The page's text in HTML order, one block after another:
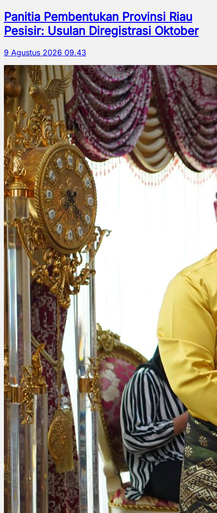
Panitia Pembentukan Provinsi Riau
Pesisir: Usulan Diregistrasi Oktober
9 Agustus 2026 09.43